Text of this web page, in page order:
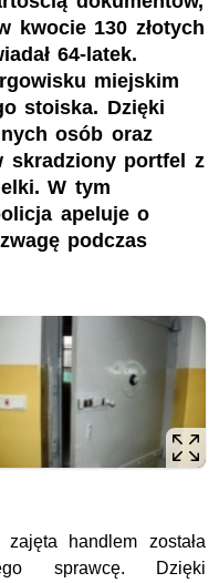
kwocie 130 złotych
64-latek.
miejskim
stoiska. Dzięki
osób oraz
skradziony portfel z
W tym
apeluje o
podczas
handlem została
sprawcę. Dzięki